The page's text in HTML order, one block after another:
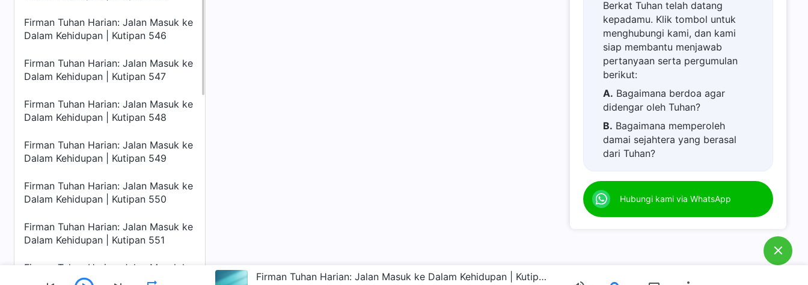
Firman Tuhan Harian: Jalan Masuk ke
Dalam Kehidupan | Kutipan 546
Firman Tuhan Harian: Jalan Masuk ke
Dalam Kehidupan | Kutipan 547
Firman Tuhan Harian: Jalan Masuk ke
Dalam Kehidupan | Kutipan 548
Firman Tuhan Harian: Jalan Masuk ke
Dalam Kehidupan | Kutipan 549
Firman Tuhan Harian: Jalan Masuk ke
Dalam Kehidupan | Kutipan 550
Firman Tuhan Harian: Jalan Masuk ke
Dalam Kehidupan | Kutipan 551
Firman Tuhan Harian: Jalan Masuk ke
Dalam Kehidupan | Kutipan 552
Berkat Tuhan telah datang
kepadamu. Klik tombol untuk
menghubungi kami, dan kami
siap membantu menjawab
pertanyaan serta pergumulan
berikut:
A. Bagaimana berdoa agar
didengar oleh Tuhan?
B. Bagaimana memperoleh
damai sejahtera yang berasal
dari Tuhan?
D.
Belajar firman Tuhan dan
semakin dekat kepada Tuhan.
Hubungi kami via WhatsApp
Firman Tuhan Harian: Jalan Masuk ke Dalam Kehidupan | Kutipan 517